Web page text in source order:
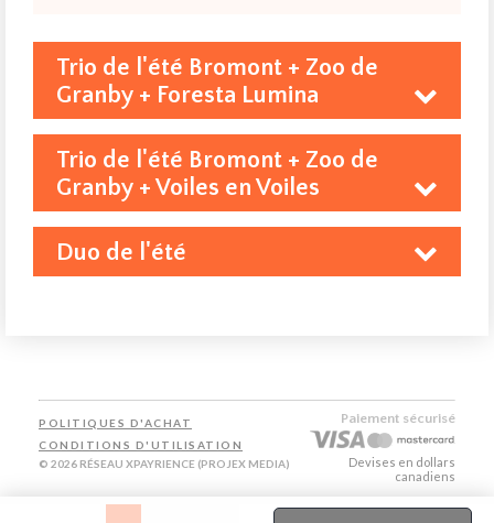
Trio de l'été Bromont + Zoo de
Granby + Foresta Lumina
3 ans et plus
Trio de l'été Bromont + Zoo de
Granby + Voiles en Voiles
Duo de l'été
POLITIQUES D'ACHAT
CONDITIONS D'UTILISATION
© 2026 RÉSEAU XPAYRIENCE (PROJEX MEDIA)
Paiement sécurisé
Devises en dollars
canadiens